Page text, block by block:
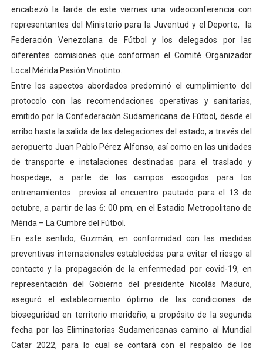
Fundecem inició con éxito el taller vacacional de
El Lactario del Iahula celebra la Semana Mundial de la
Plan Vacacional "Venezuela Ríe 2026" brinda
Iniciación al yoga reúne a diversos clubes deportivos
Mincomunas impulsa el autogobierno en Mérida con
Expertos inspeccionan espacios del OAN para la
encabezó la tarde de este viernes una videoconferencia con
representantes del Ministerio para la Juventud y el Deporte, la
Federación Venezolana de Fútbol y los delegados por las
diferentes comisiones que conforman el Comité Organizador
Local Mérida Pasión Vinotinto.
Entre los aspectos abordados predominó el cumplimiento del
protocolo con las recomendaciones operativas y sanitarias,
emitido por la Confederación Sudamericana de Fútbol, desde el
arribo hasta la salida de las delegaciones del estado, a través del
aeropuerto Juan Pablo Pérez Alfonso, así como en las unidades
de transporte e instalaciones destinadas para el traslado y
hospedaje, a parte de los campos escogidos para los
entrenamientos previos al encuentro pautado para el 13 de
octubre, a partir de las 6: 00 pm, en el Estadio Metropolitano de
Mérida – La Cumbre del Fútbol.
En este sentido, Guzmán, en conformidad con las medidas
preventivas internacionales establecidas para evitar el riesgo al
contacto y la propagación de la enfermedad por covid-19, en
representación del Gobierno del presidente Nicolás Maduro,
aseguró el establecimiento óptimo de las condiciones de
bioseguridad en territorio merideño, a propósito de la segunda
fecha por las Eliminatorias Sudamericanas camino al Mundial
Catar 2022, para lo cual se contará con el respaldo de los